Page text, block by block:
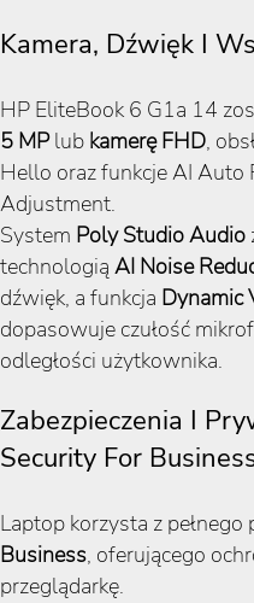
Kamera, Dźwięk I
HP EliteBook 6 G1a 14
5 MPlub kamerę FHD,
Hello oraz funkcje AI Auto
Adjustment.
System Poly Studio Audio
technologią AI Noise
dźwięk, a funkcja Dynamic
dopasowuje czułość
odległości użytkownika.
Zabezpieczenia I
Security For
Laptop korzysta z pełnego
Business, oferującego
przeglądarkę.